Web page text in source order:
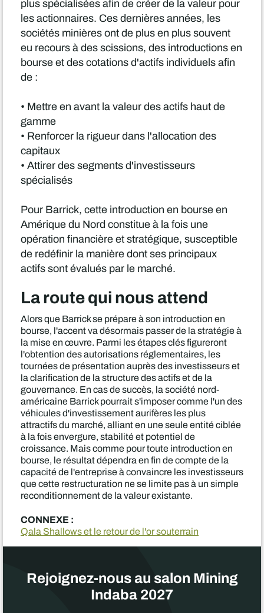
plus spécialisées afin de créer de la valeur pour
les actionnaires. Ces dernières années, les
sociétés minières ont de plus en plus souvent
eu recours à des scissions, des introductions en
bourse et des cotations d'actifs individuels afin
de :
• Mettre en avant la valeur des actifs haut de
gamme
• Renforcer la rigueur dans l'allocation des
capitaux
• Attirer des segments d'investisseurs
spécialisés
Pour Barrick, cette introduction en bourse en
Amérique du Nord constitue à la fois une
opération financière et stratégique, susceptible
de redéfinir la manière dont ses principaux
actifs sont évalués par le marché.
La route qui nous attend
Alors que Barrick se prépare à son introduction en
bourse, l'accent va désormais passer de la stratégie à
la mise en œuvre. Parmi les étapes clés figureront
l'obtention des autorisations réglementaires, les
tournées de présentation auprès des investisseurs et
la clarification de la structure des actifs et de la
gouvernance. En cas de succès, la société nord-
américaine Barrick pourrait s'imposer comme l'un des
véhicules d'investissement aurifères les plus
attractifs du marché, alliant en une seule entité ciblée
à la fois envergure, stabilité et potentiel de
croissance. Mais comme pour toute introduction en
bourse, le résultat dépendra en fin de compte de la
capacité de l'entreprise à convaincre les investisseurs
que cette restructuration ne se limite pas à un simple
reconditionnement de la valeur existante.
CONNEXE :
Qala Shallows et le retour de l'or souterrain
Rejoignez-nous au salon Mining
Indaba 2027